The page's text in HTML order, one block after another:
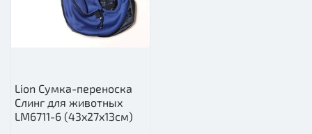
Lion Сумка-переноска
Слинг для животных
LM6711-6 (43x27x13см)